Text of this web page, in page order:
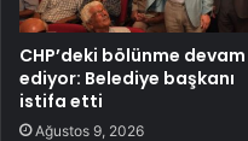
CHP’deki bölünme devam
ediyor: Belediye başkanı
istifa etti
Ağustos 9, 2026